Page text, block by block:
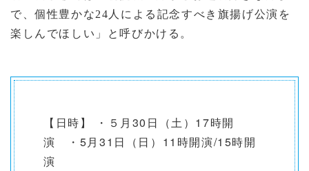
で、個性豊かな24人による記念すべき旗揚げ公演を
楽しんでほしい」と呼びかける。
【日時】 ・５月30日（土）17時開
演 ・5月31日（日）11時開演/15時開
演